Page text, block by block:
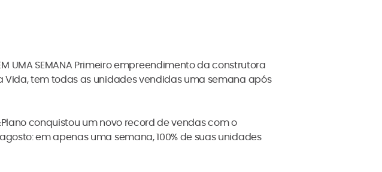
EM UMA SEMANA Primeiro empreendimento da construtora
Vida, tem todas as unidades vendidas uma semana após
conquistou um novo record de vendas com o
em apenas uma semana, 100% de suas unidades